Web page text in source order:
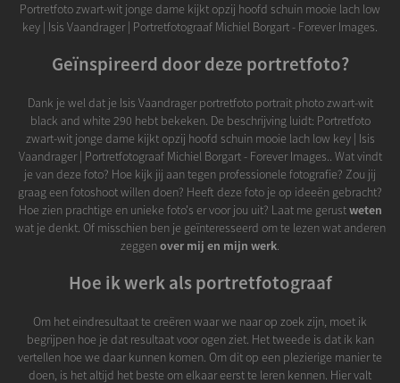
Portretfoto zwart-wit jonge dame kijkt opzij hoofd schuin mooie lach low
key | Isis Vaandrager | Portretfotograaf Michiel Borgart - Forever Images.
Geïnspireerd door deze portretfoto?
Dank je wel dat je Isis Vaandrager portretfoto portrait photo zwart-wit
black and white 290 hebt bekeken. De beschrijving luidt: Portretfoto
zwart-wit jonge dame kijkt opzij hoofd schuin mooie lach low key | Isis
Vaandrager | Portretfotograaf Michiel Borgart - Forever Images.. Wat vindt
je van deze foto? Hoe kijk jij aan tegen professionele fotografie? Zou jij
graag een fotoshoot willen doen? Heeft deze foto je op ideeën gebracht?
Hoe zien prachtige en unieke foto's er voor jou uit? Laat me gerustweten
wat je denkt. Of misschien ben je geïnteresseerd om te lezen wat anderen
zeggenover mij en mijn werk.
Hoe ik werk als portretfotograaf
Om het eindresultaat te creëren waar we naar op zoek zijn, moet ik
begrijpen hoe je dat resultaat voor ogen ziet. Het tweede is dat ik kan
vertellen hoe we daar kunnen komen. Om dit op een plezierige manier te
doen, is het altijd het beste om elkaar eerst te leren kennen. Hier valt